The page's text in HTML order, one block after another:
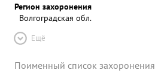
Регион захоронения
Волгоградская обл.
Ещё
Поименный список захоронения